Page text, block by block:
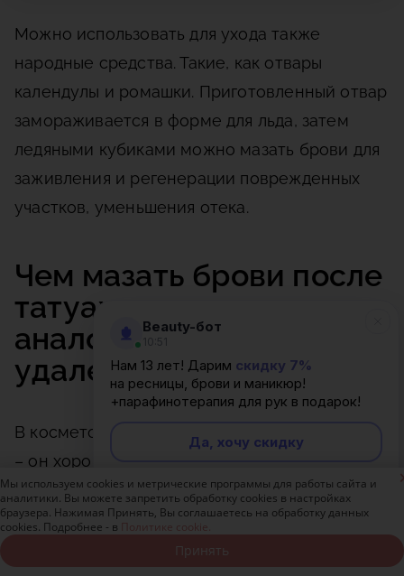
Можно использовать для ухода также
народные средства. Такие, как отвары
календулы и ромашки. Приготовленный отвар
замораживается в форме для льда, затем
ледяными кубиками можно мазать брови для
заживления и регенерации поврежденных
участков, уменьшения отека.
Чем мазать брови после
татуажа: вазелин и его
аналоги для быстрого
удаления корочек
В косметологии часто используется вазелин
– он хорошо влияет на процессы заживления
и смягчает кожу. Использование средства
после татуажа позволяет создать защитный
барьер на поврежденных участках, который
Beauty-бот
10:51
Нам 13 лет! Дарим скидку 7%
на ресницы, брови и маникюр!
+парафинотерапия для рук в подарок!
Да, хочу скидку
Неинтересно
Мы используем cookies и метрические программы для работы сайта и
аналитики. Вы можете запретить обработку cookies в настройках
браузера. Нажимая Принять, Вы соглашаетесь на обработку данных
cookies. Подробнее - в Политике cookie.
Принять